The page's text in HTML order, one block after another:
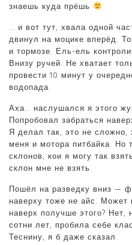
знаешь куда прёшь
… и вот тут, хвала одной
двинул на моцике вперёд.
и тормозе. Ель-ель
Внизу ручей. Не хватает
провести 10 минут у
водопада.
Аха… наслушался я этого
Попробовал забраться
Я делал так, это не сложно,
меня и мотора питбайка. Но
склонов, кои я могу так
склон мне не взять.
Пошёл на разведку вниз —
наверху тоже не айс. Может
наверх получше этого? Нет,
сотни лет, пробила себе
Теснину, я б даже сказал.